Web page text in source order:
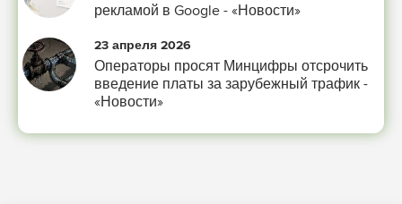
-- Люблю давать советы и очень не люблю, когда их дают мне.
рекламой в Google - «Новости»
23 апреля 2026
Операторы просят Минцифры отсрочить
введение платы за зарубежный трафик -
«Новости»